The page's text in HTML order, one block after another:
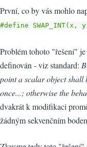
První, co by vás mohlo
#define
Problém tohoto "řešení"
definován - viz standard:
point a scalar object shall
once...; otherwise the
dvakrát k modifikaci
žádným sekvenčním